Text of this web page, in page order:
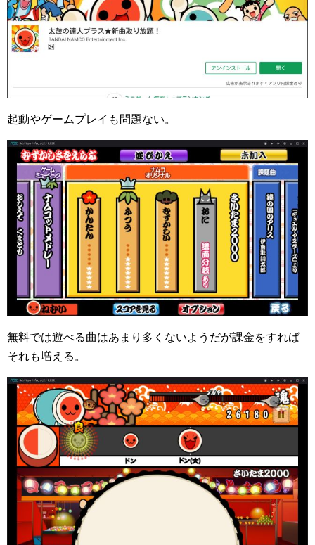
起動やゲームプレイも問題ない。
無料では遊べる曲はあまり多くないようだが課金をすれば
それも増える。